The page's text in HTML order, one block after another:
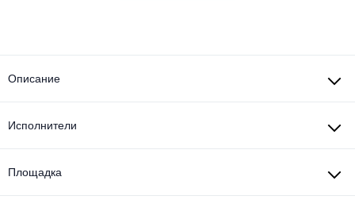
Описание
Исполнители
Площадка